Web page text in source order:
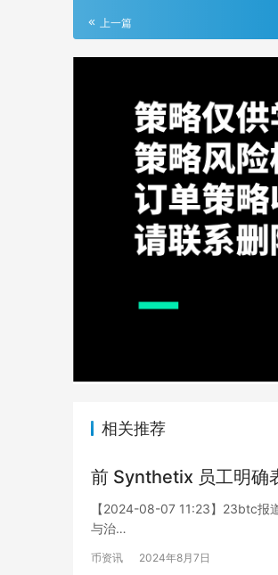
上一篇
相关推荐
前 Synthetix 员工明确
【2024-08-07 11:23】23btc报
与治…
币资讯 2024年8月7日